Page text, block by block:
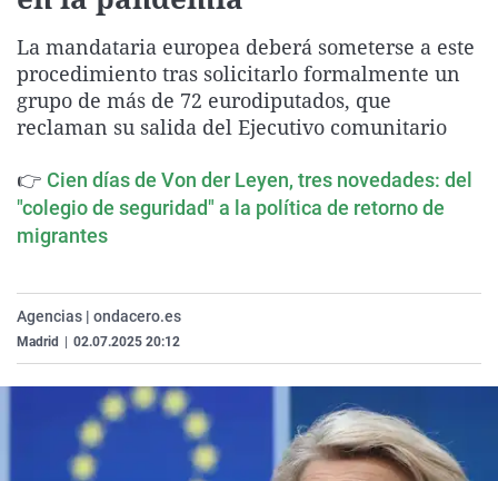
Gente viajera
Como el perro y el
Retornados
Equipo de
Operación Viuda
Galicia
La Rioja
Navarra
País Vasco
Televisión
Elecciones
La mandataria europea deberá someterse a este
procedimiento tras solicitarlo formalmente un
grupo de más de 72 eurodiputados, que
reclaman su salida del Ejecutivo comunitario
👉 Cien días de Von der Leyen, tres novedades: del
"colegio de seguridad" a la política de retorno de
migrantes
Agencias | ondacero.es
Madrid 02.07.2025 20:12